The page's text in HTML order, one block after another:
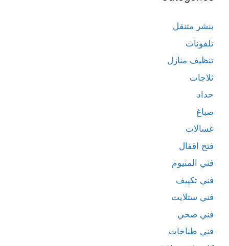
بنشر متنقل
تلفونات
تنظيف منازل
ثلاجات
حداد
صباغ
غسالات
فتح اقفال
فني المنيوم
فني تكييف
فني ستلايت
فني صحي
فني طباخات